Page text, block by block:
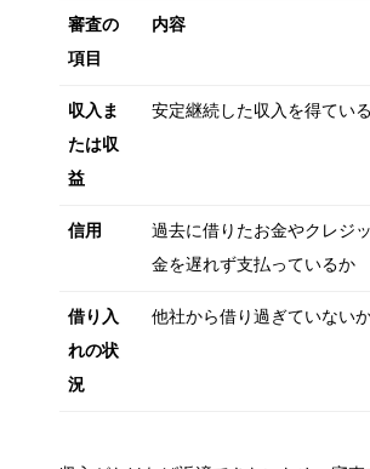
審査の
項目
内容
収入ま
たは収
益
安定継続した収入を得てい
信用
過去に借りたお金やクレジ
金を遅れず支払っているか
借り入
れの状
況
他社から借り過ぎていない